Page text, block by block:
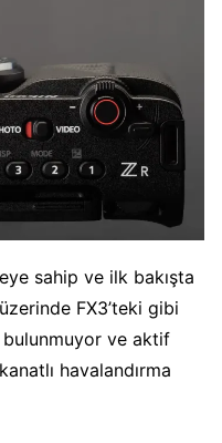
sahip ve ilk bakışta
FX3’teki gibi
ve aktif
havalandırma